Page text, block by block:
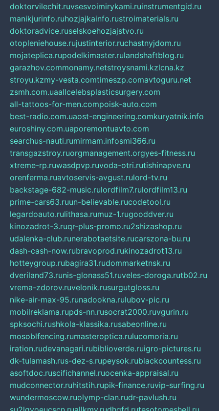
doktorvilechit.ruvsesvoimirykami.ruinstrumentgid.ru
manikjurinfo.ruhozjajkainfo.rustroimaterials.ru
doktoradvice.ruselskoehozjajstvo.ru
otopleniehouse.rujustinterior.ruchastnyjdom.ru
mojateplica.rupodelkimaster.rulandshaftblog.ru
garazhov.commonamy.netstroysnami.kzlcna.kz
stroyu.kzmy-vesta.comtimeszp.comavtoguru.net
zsmh.com.uaallcelebsplasticsurgery.com
all-tattoos-for-men.compoisk-auto.com
best-radio.com.uaost-engineering.comkuryatnik.info
euroshiny.com.uaporemontuavto.com
searchus-nauti.rumirmam.infosmi366.ru
transgazstroy.ruorgmanagement.orgyes-fitness.ru
xtreme-rp.ruwasdpvp.ruvoda-otri.rutishinapve.ru
orenferma.ruavtoservis-avgust.rulord-tv.ru
backstage-682-music.rulordfilm7.rulordfilm13.ru
prime-cars63.ruun-believable.rucodetool.ru
legardoauto.rulithasa.rumuz-1.rugooddver.ru
kinozadrot-3.ruqr-plus-promo.ru2shizashop.ru
udalenka-club.runerabotaetsite.rucarszona-bu.ru
dash-cash-now.rubravoprod.rukinozadrot13.ru
hotteygroup.rubagira31.rudommarketnsk.ru
dveriland73.runis-glonass51.ruveles-doroga.rutb02.ru
vrema-zdorov.ruvelonik.rusurgutgloss.ru
nike-air-max-95.runadookna.rulubov-pic.ru
mobilreklama.rupds-nn.rusocrat2000.ruvgurin.ru
spksochi.rushkola-klassika.rusabeonline.ru
mosoblfencing.rumasteroptica.rulucomoria.ru
iration.rudevanagari.rubiblioverde.ruigro-pictures.ru
dk-tulamash.rus-dez-s.rupeysok.rublackcountess.ru
asoftdoc.ruscifichannel.ruocenka-appraisal.ru
mudconnector.ruhitstih.rupik-finance.ruvip-surfing.ru
wundermoscow.ruolymp-clan.rudr-pavlush.ru